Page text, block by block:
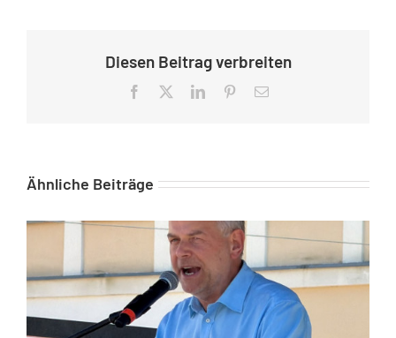
Kraft!
Diesen Beitrag verbreiten
Facebook LinkedInPinterest
E-
Ähnliche Beiträge